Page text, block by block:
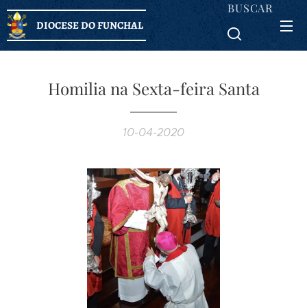
DIOCESE DO FUNCHAL
BUSCAR
Homilia na Sexta-feira Santa
10-04-2020